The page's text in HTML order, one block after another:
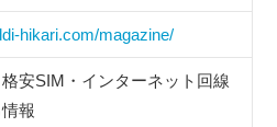
hikari.com/magazine/
安SIM・インターネット回線
報